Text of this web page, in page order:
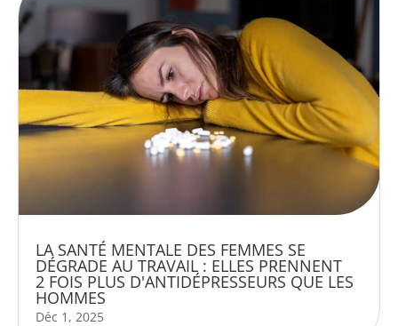
LA SANTÉ MENTALE DES FEMMES SE
DÉGRADE AU TRAVAIL : ELLES PRENNENT
2 FOIS PLUS D'ANTIDÉPRESSEURS QUE LES
HOMMES
Déc 1, 2025